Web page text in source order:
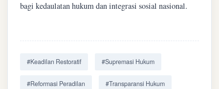
bagi kedaulatan hukum dan integrasi sosial nasional.
#Keadilan Restoratif #Supremasi Hukum
#Reformasi Peradilan #Transparansi Hukum